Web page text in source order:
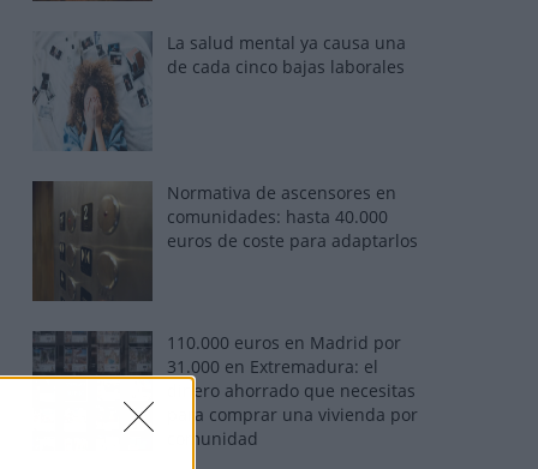
La salud mental ya causa una
de cada cinco bajas laborales
Normativa de ascensores en
comunidades: hasta 40.000
euros de coste para adaptarlos
110.000 euros en Madrid por
31.000 en Extremadura: el
dinero ahorrado que necesitas
para comprar una vivienda por
comunidad